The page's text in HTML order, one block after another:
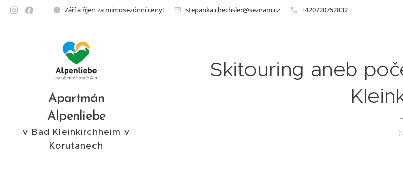
Září a říjen za mimosezónní ceny! stepanka.drechsler@seznam.cz +420720752832
Apartmán
Alpenliebe
v Bad Kleinkirchheim v
Korutanech
Skitouring aneb